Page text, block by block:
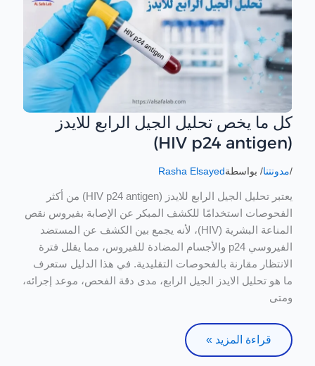
كل ما يخص تحليل الجيل الرابع للايدز
(HIV p24 antigen)
/مدونتنا/ بواسطةRasha Elsayed
يعتبر تحليل الجيل الرابع للايدز (HIV p24 antigen) من أكثر
الفحوصات استخدامًا للكشف المبكر عن الإصابة بفيروس نقص
المناعة البشرية (HIV)، لأنه يجمع بين الكشف عن المستضد
الفيروسي p24 والأجسام المضادة للفيروس، مما يقلل فترة
الانتظار مقارنة بالفحوصات التقليدية. في هذا الدليل ستعرف
ما هو تحليل الايدز الجيل الرابع، مدى دقة الفحص، موعد إجرائه،
ومتى
كل
الرابع
للايدز
(HIV
p24
antigen)
قراءة المزيد »